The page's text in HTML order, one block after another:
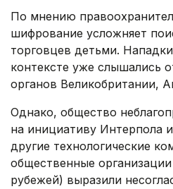
По мнению
шифрование усложняет
торговцев детьми.
контексте уже слышались
органов Великобритании,
Однако, общество
на инициативу Интерпола
другие технологические
общественные
рубежей) выразили